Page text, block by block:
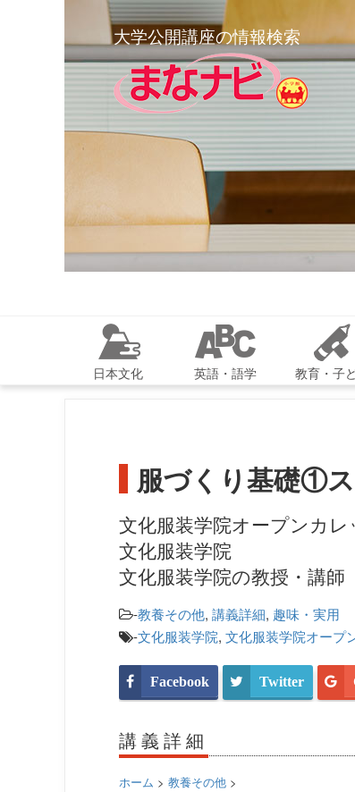
大学公開講座の情報検索
日本文化 英語・語学 教育・子
服づくり基礎①
文化服装学院オープンカレ
文化服装学院
文化服装学院の教授・講師
-教養その他, 講義詳細, 趣味・実用
-文化服装学院, 文化服装学院オープ
Facebook Twitter
講義詳細
ホーム > 教養その他 >